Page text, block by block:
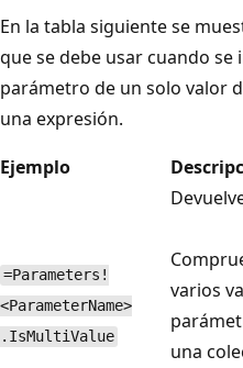
En la tabla siguiente se
que se debe usar cuando
parámetro de un solo valor
una expresión.
Ejemplo
=Parameters!
<ParameterName>
.IsMultiValue
varios
una